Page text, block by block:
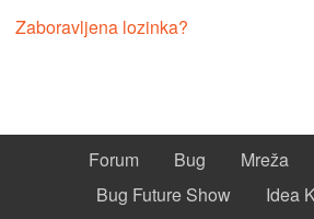
Zaboravljena lozinka?
Forum Bug Mreža
Bug Future Show
Idea